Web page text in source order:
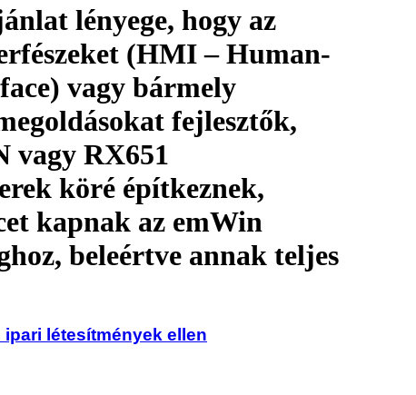
lényege, hogy az
(HMI – Human-
vagy bármely
fejlesztők,
vagy RX651
köré építkeznek,
kapnak az emWin
beleértve annak teljes
létesítmények ellen